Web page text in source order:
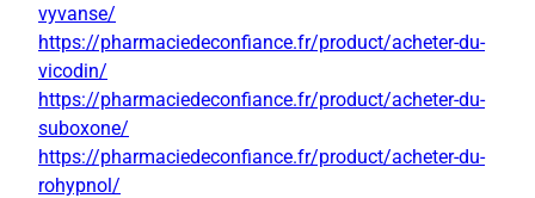
vyvanse/
https://pharmaciedeconfiance.fr/product/acheter-du-
vicodin/
https://pharmaciedeconfiance.fr/product/acheter-du-
suboxone/
https://pharmaciedeconfiance.fr/product/acheter-du-
rohypnol/